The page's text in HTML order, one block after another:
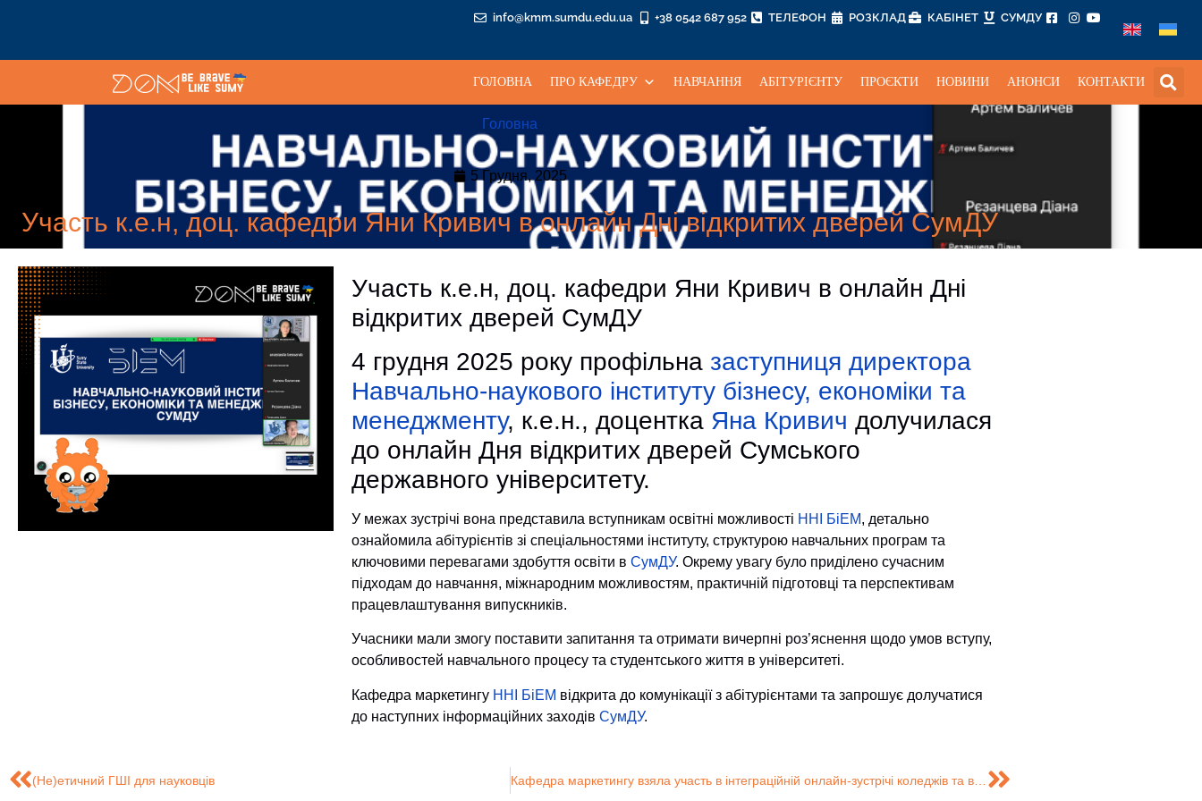
info@kmm.sumdu.edu.ua +38 0542 687 952 ТЕЛЕФОН РОЗКЛАД КАБІНЕТ СУМДУ
ГОЛОВНА ПРО КАФЕДРУ НАВЧАННЯ АБІТУРІЄНТУ ПРОЄКТИ НОВИНИ АНОНСИ КОНТАКТИ
Головна
5 Грудня, 2025
Участь к.е.н, доц. кафедри Яни Кривич в онлайн Дні відкритих дверей СумДУ
Участь к.е.н, доц. кафедри Яни Кривич в онлайн Дні
відкритих дверей СумДУ
4 грудня 2025 року профільназаступниця директора
Навчально-наукового інституту бізнесу, економіки та
менеджменту, к.е.н., доцентка Яна Кривич долучилася
до онлайн Дня відкритих дверей Сумського
державного університету.
У межах зустрічі вона представила вступникам освітні можливості ННІ БіЕМ, детально
ознайомила абітурієнтів зі спеціальностями інституту, структурою навчальних програм та
ключовими перевагами здобуття освіти вСумДУ. Окрему увагу було приділено сучасним
підходам до навчання, міжнародним можливостям, практичній підготовці та перспективам
працевлаштування випускників.
Учасники мали змогу поставити запитання та отримати вичерпні роз’яснення щодо умов вступу,
особливостей навчального процесу та студентського життя в університеті.
Кафедра маркетингу ННІ БіЕМ відкрита до комунікації з абітурієнтами та запрошує долучатися
до наступних інформаційних заходівСумДУ.
(Не)етичний ГШІ для науковців Кафедра маркетингу взяла участь в інтеграційній онлайн-зустрічі коледжів та випускових кафедр СумДУ